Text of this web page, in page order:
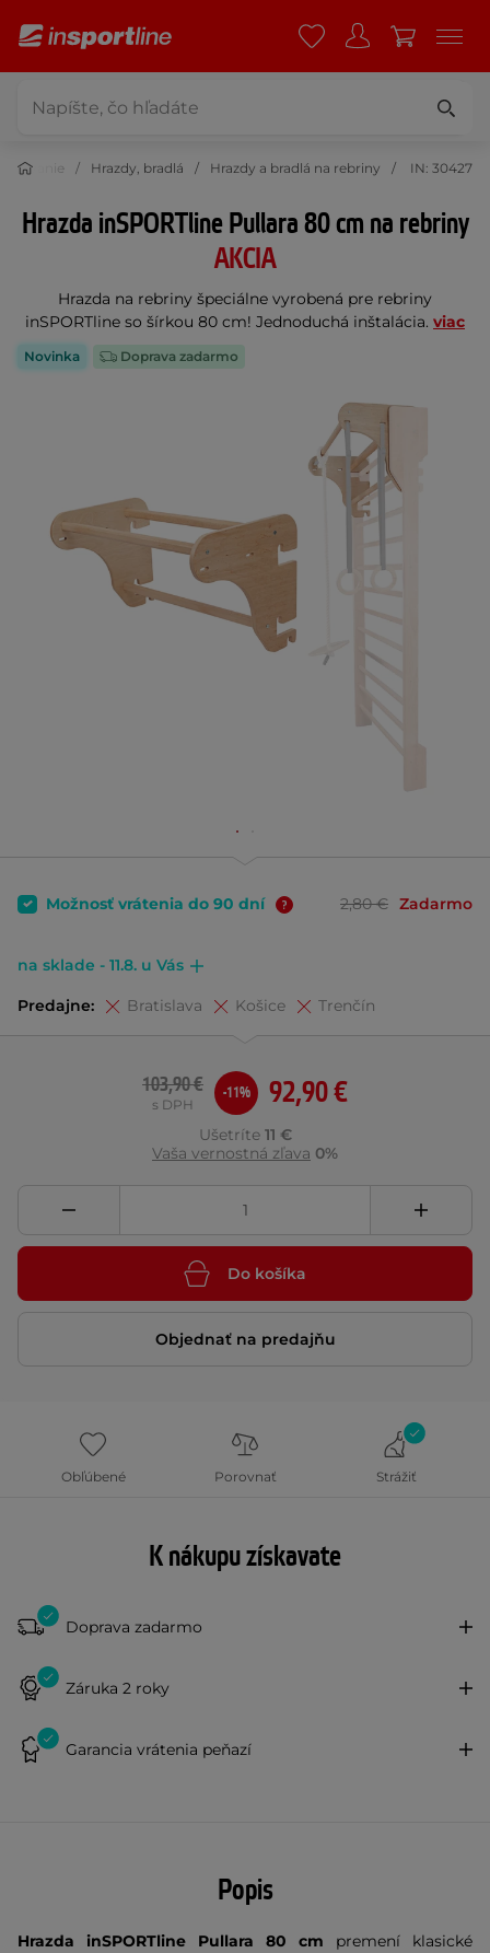
Hrazdy, bradlá Hrazdy a bradlá na rebriny IN: 30427
Hrazda inSPORTline Pullara 80 cm na rebriny
AKCIA
Hrazda na rebriny špeciálne vyrobená pre rebriny
inSPORTline so šírkou 80 cm! Jednoduchá inštalácia. viac
Novinka Doprava zadarmo
Možnosť vrátenia do 90 dní 2,80 € Zadarmo
na sklade - 11.8. u Vás
Predajne: Bratislava Košice Trenčín
92,90 €
103,90 €
s DPH
-11%
Ušetríte 11 €
Vaša vernostná zľava 0%
Do košíka
Objednať na predajňu
Obľúbené Porovnať Strážiť
K nákupu získavate
Doprava zadarmo
Záruka 2 roky
Garancia vrátenia peňazí
Popis
Hrazda inSPORTline Pullara 80 cm premení klasické